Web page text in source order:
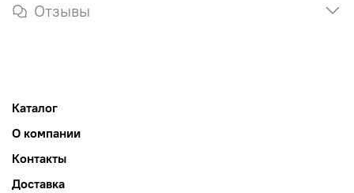
Отзывы
Каталог
О компании
Контакты
Доставка